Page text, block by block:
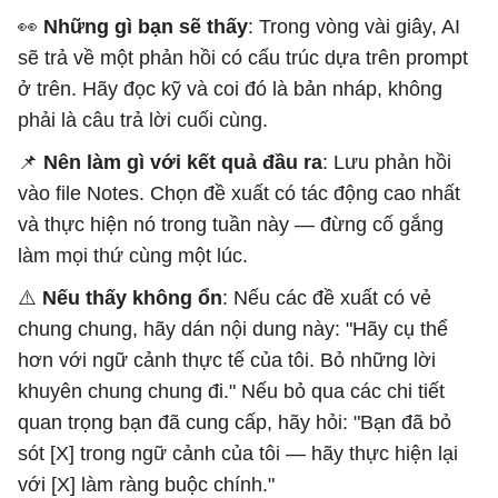
👀 Những gì bạn sẽ thấy: Trong vòng vài giây, AI
sẽ trả về một phản hồi có cấu trúc dựa trên prompt
ở trên. Hãy đọc kỹ và coi đó là bản nháp, không
phải là câu trả lời cuối cùng.
📌 Nên làm gì với kết quả đầu ra: Lưu phản hồi
vào file Notes. Chọn đề xuất có tác động cao nhất
và thực hiện nó trong tuần này — đừng cố gắng
làm mọi thứ cùng một lúc.
⚠️ Nếu thấy không ổn: Nếu các đề xuất có vẻ
chung chung, hãy dán nội dung này: "Hãy cụ thể
hơn với ngữ cảnh thực tế của tôi. Bỏ những lời
khuyên chung chung đi." Nếu bỏ qua các chi tiết
quan trọng bạn đã cung cấp, hãy hỏi: "Bạn đã bỏ
sót [X] trong ngữ cảnh của tôi — hãy thực hiện lại
với [X] làm ràng buộc chính."